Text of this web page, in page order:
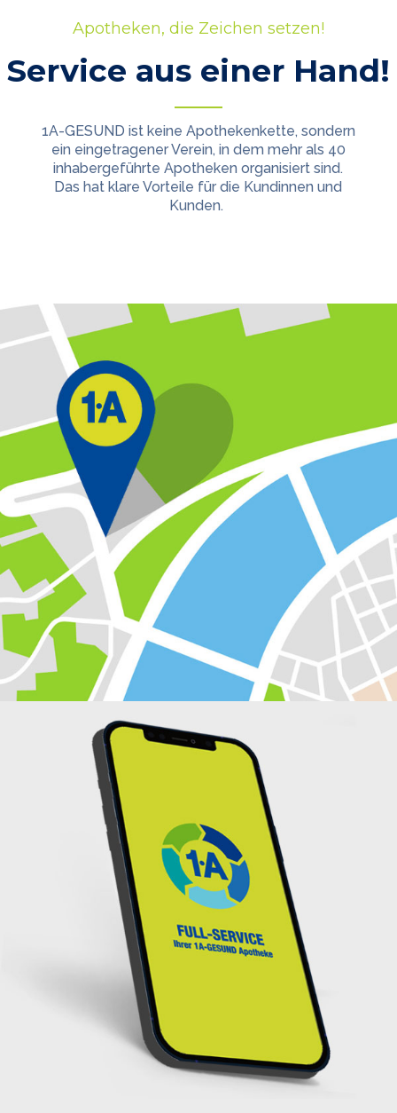
Apotheken, die Zeichen setzen!
Service aus einer Hand!
1A-GESUND ist keine Apothekenkette, sondern
ein eingetragener Verein, in dem mehr als 40
inhabergeführte Apotheken organisiert sind.
Das hat klare Vorteile für die Kundinnen und
Kunden.